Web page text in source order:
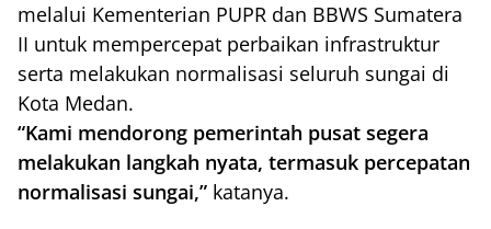
melalui Kementerian PUPR dan BBWS Sumatera
II untuk mempercepat perbaikan infrastruktur
serta melakukan normalisasi seluruh sungai di
Kota Medan.
“Kami mendorong pemerintah pusat segera
melakukan langkah nyata, termasuk percepatan
normalisasi sungai,” katanya.